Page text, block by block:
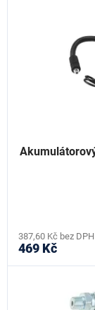
387,60 Kč bez DPH
469 Kč